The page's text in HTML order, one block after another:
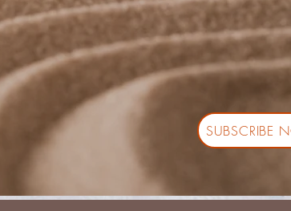
SUBSCRIBE